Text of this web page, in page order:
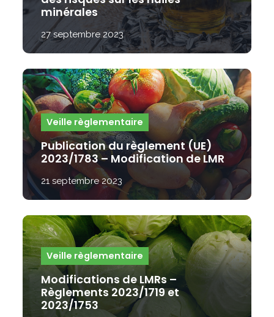
minérales
27 septembre 2023
Veille règlementaire
Publication du règlement (UE)
2023/1783 – Modification de LMR
21 septembre 2023
Veille règlementaire
Modifications de LMRs –
Règlements 2023/1719 et
2023/1753